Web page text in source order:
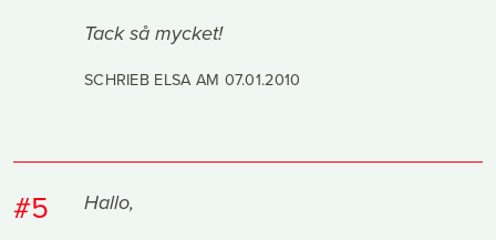
Tack så mycket!
SCHRIEB ELSA AM 07.01.2010
#5
Hallo,